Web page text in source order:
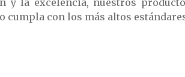
y la excelencia, nuestros
cumpla con los más altos